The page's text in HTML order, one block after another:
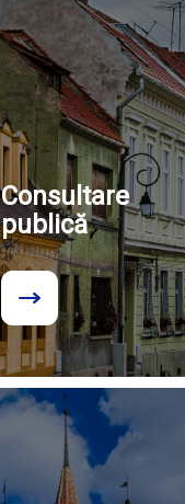
Consultare
publică